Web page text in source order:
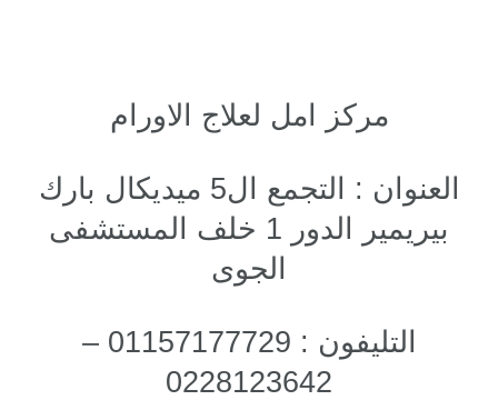
مركز امل لعلاج الاورام
العنوان : التجمع ال5 ميديكال بارك
بيريمير الدور 1 خلف المستشفى
الجوى
التليفون : 01157177729 –
0228123642